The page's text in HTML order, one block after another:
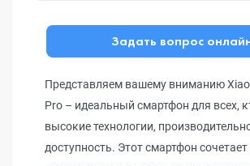
Задать вопрос
Представляем вашему вниманию
Pro – идеальный смартфон для всех,
высокие технологии,
доступность. Этот смартфон сочетает